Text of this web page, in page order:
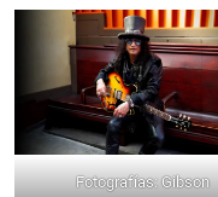
Fotografías: Gibson